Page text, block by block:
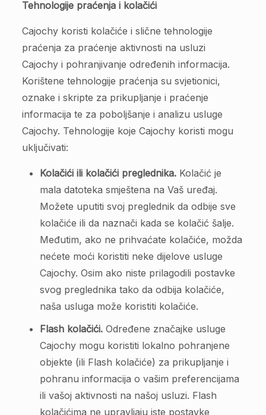
Tehnologije praćenja i kolačići
Cajochy koristi kolačiće i slične tehnologije
praćenja za praćenje aktivnosti na usluzi
Cajochy i pohranjivanje određenih informacija.
Korištene tehnologije praćenja su svjetionici,
oznake i skripte za prikupljanje i praćenje
informacija te za poboljšanje i analizu usluge
Cajochy. Tehnologije koje Cajochy koristi mogu
uključivati:
Kolačići ili kolačići preglednika.Kolačić je
mala datoteka smještena na Vaš uređaj.
Možete uputiti svoj preglednik da odbije sve
kolačiće ili da naznači kada se kolačić šalje.
Međutim, ako ne prihvaćate kolačiće, možda
nećete moći koristiti neke dijelove usluge
Cajochy. Osim ako niste prilagodili postavke
svog preglednika tako da odbija kolačiće,
naša usluga može koristiti kolačiće.
Flash kolačići.Određene značajke usluge
Cajochy mogu koristiti lokalno pohranjene
objekte (ili Flash kolačiće) za prikupljanje i
pohranu informacija o vašim preferencijama
ili vašoj aktivnosti na našoj usluzi. Flash
kolačićima ne upravljaju iste postavke